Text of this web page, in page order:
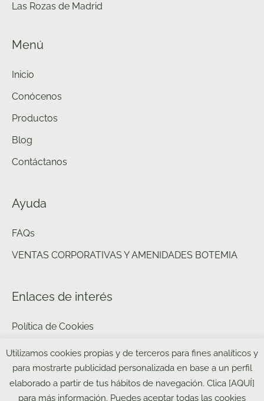
Las Rozas de Madrid
Menú
Inicio
Conócenos
Productos
Blog
Contáctanos
Ayuda
FAQs
VENTAS CORPORATIVAS Y AMENIDADES BOTEMIA
Enlaces de interés
Política de Cookies
Política de privacidad y aviso legal web
Política de Pagos
Política de Envíos
Utilizamos cookies propias y de terceros para fines analíticos y
para mostrarte publicidad personalizada en base a un perfil
elaborado a partir de tus hábitos de navegación. Clica [AQUÍ]
para más información. Puedes aceptar todas las cookies